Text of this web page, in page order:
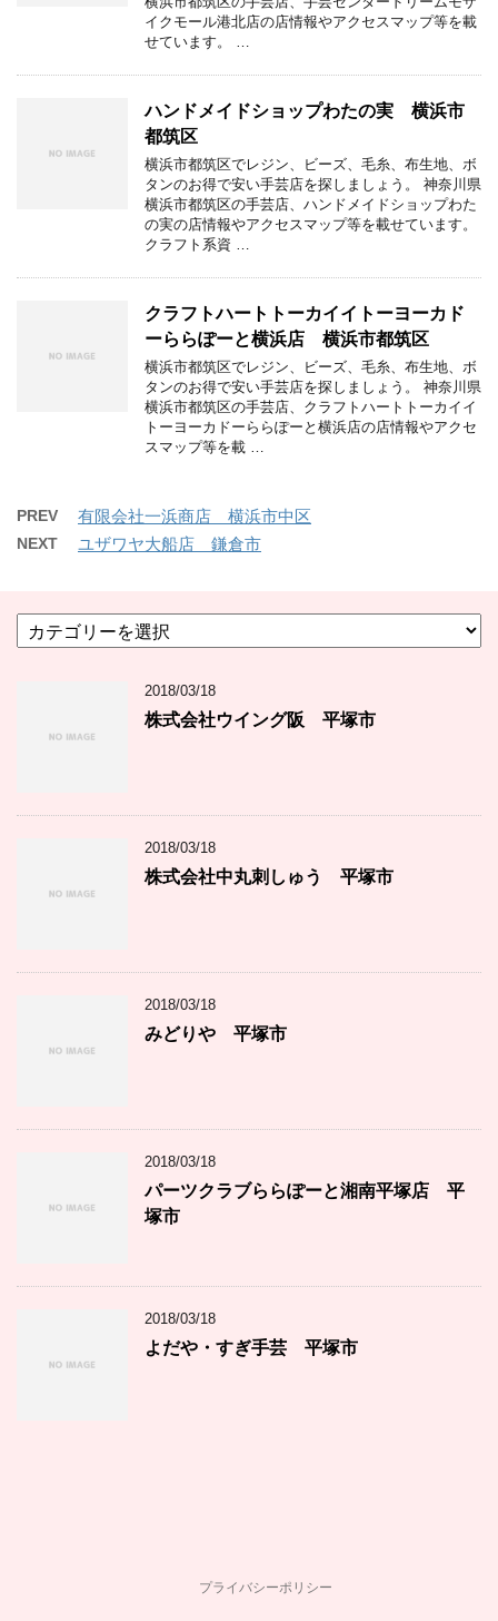
イクモール港北店の店情報やアクセスマップ等を載
せています。 …
ハンドメイドショップわたの実 横浜市
都筑区
横浜市都筑区でレジン、ビーズ、毛糸、布生地、ボ
タンのお得で安い手芸店を探しましょう。 神奈川県
横浜市都筑区の手芸店、ハンドメイドショップわた
の実の店情報やアクセスマップ等を載せています。
クラフト系資 …
クラフトハートトーカイイトーヨーカド
ーららぽーと横浜店 横浜市都筑区
横浜市都筑区でレジン、ビーズ、毛糸、布生地、ボ
タンのお得で安い手芸店を探しましょう。 神奈川県
横浜市都筑区の手芸店、クラフトハートトーカイイ
トーヨーカドーららぽーと横浜店の店情報やアクセ
スマップ等を載 …
PREV 有限会社一浜商店 横浜市中区
NEXT ユザワヤ大船店 鎌倉市
テ
2018/03/18
株式会社ウイング阪 平塚市
2018/03/18
株式会社中丸刺しゅう 平塚市
2018/03/18
みどりや 平塚市
2018/03/18
パーツクラブららぽーと湘南平塚店 平
塚市
2018/03/18
よだや・すぎ手芸 平塚市
プライバシーポリシー